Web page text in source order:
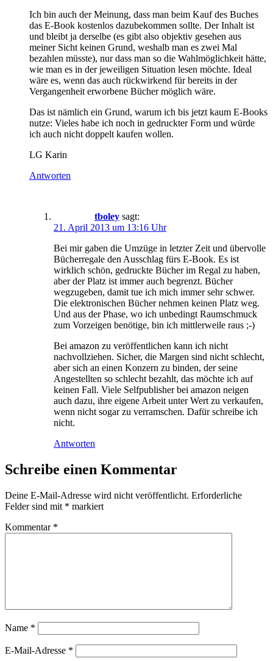
Ich bin auch der Meinung, dass man beim Kauf des Buches
das E-Book kostenlos dazubekommen sollte. Der Inhalt ist
und bleibt ja derselbe (es gibt also objektiv gesehen aus
meiner Sicht keinen Grund, weshalb man es zwei Mal
bezahlen müsste), nur dass man so die Wahlmöglichkeit hätte,
wie man es in der jeweiligen Situation lesen möchte. Ideal
wäre es, wenn das auch rückwirkend für bereits in der
Vergangenheit erworbene Bücher möglich wäre.
Das ist nämlich ein Grund, warum ich bis jetzt kaum E-Books
nutze: Vieles habe ich noch in gedruckter Form und würde
ich auch nicht doppelt kaufen wollen.
LG Karin
Antworten
tboley sagt:
21. April 2013 um 13:16 Uhr
Bei mir gaben die Umzüge in letzter Zeit und übervolle
Bücherregale den Ausschlag fürs E-Book. Es ist
wirklich schön, gedruckte Bücher im Regal zu haben,
aber der Platz ist immer auch begrenzt. Bücher
wegzugeben, damit tue ich mich immer sehr schwer.
Die elektronischen Bücher nehmen keinen Platz weg.
Und aus der Phase, wo ich unbedingt Raumschmuck
zum Vorzeigen benötige, bin ich mittlerweile raus ;-)
Bei amazon zu veröffentlichen kann ich nicht
nachvollziehen. Sicher, die Margen sind nicht schlecht,
aber sich an einen Konzern zu binden, der seine
Angestellten so schlecht bezahlt, das möchte ich auf
keinen Fall. Viele Selfpublisher bei amazon neigen
auch dazu, ihre eigene Arbeit unter Wert zu verkaufen,
wenn nicht sogar zu verramschen. Dafür schreibe ich
nicht.
Antworten
Schreibe einen Kommentar
Deine E-Mail-Adresse wird nicht veröffentlicht. Erforderliche
Felder sind mit * markiert
Kommentar *
Name *
E-Mail-Adresse *